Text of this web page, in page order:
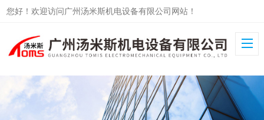
您好！欢迎访问广州汤米斯机电设备有限公司网站！